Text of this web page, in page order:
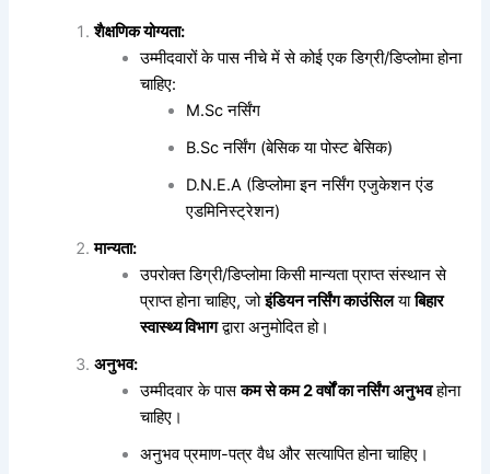
शैक्षणिकयोग्यता:
उम्मीदवारों के पास नीचे में से कोई एक डिग्री/डिप्लोमा होना
चाहिए:
M.Sc नर्सिंग
B.Sc नर्सिंग (बेसिक या पोस्ट बेसिक)
D.N.E.A (डिप्लोमा इन नर्सिंग एजुकेशन एंड
एडमिनिस्ट्रेशन)
मान्यता:
उपरोक्त डिग्री/डिप्लोमा किसी मान्यता प्राप्त संस्थान से
प्राप्त होना चाहिए, जोइंडियननर्सिंगकाउंसिलयाबिहार
स्वास्थ्यविभागद्वारा अनुमोदित हो।
अनुभव:
उम्मीदवार के पासकमसेकम 2वर्षोंकानर्सिंगअनुभवहोना
चाहिए।
अनुभव प्रमाण-पत्र वैध और सत्यापित होना चाहिए।